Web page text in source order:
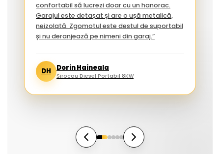
confortabil să lucrezi doar cu un hanorac.
Garajul este detașat și are o ușă metalică,
neizolată. Zgomotul este destul de suportabil
și nu deranjează pe nimeni din garaj.”
DH Dorin Haineala
Sirocou Diesel Portabil 8KW